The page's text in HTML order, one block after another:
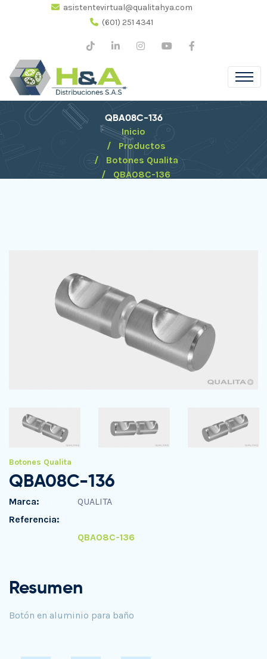
asistentevirtual@qualitahya.com
(601) 251 4341
QBA08C-136
Inicio
Productos
Botones Qualita
QBA08C-136
Botones Qualita
QBA08C-136
Marca:
Referencia:
QUALITA
QBA08C-136
Resumen
Botón en aluminio para baño